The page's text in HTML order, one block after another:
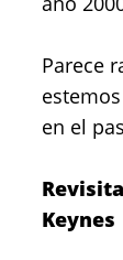
Parece
en el
Keynes